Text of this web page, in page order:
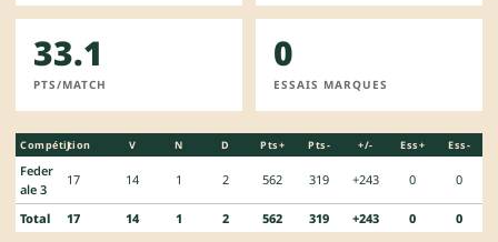
33.1
PTS/MATCH
0
ESSAIS MARQUES
Compétition
J V N D Pts+ Pts- +/- Ess+ Ess-
Feder
ale 3
17 14 1 2 562 319 +243 0 0
Total 17 14 1 2 562 319 +243 0 0